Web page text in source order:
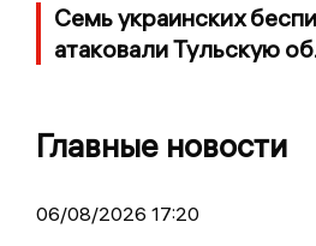
Семь украинских
атаковали Тульскую
Главные новости
06/08/2026 17:20